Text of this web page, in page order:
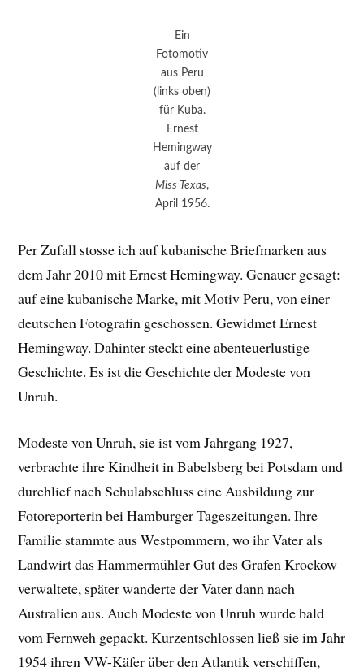
Ein
Fotomotiv
aus Peru
(links oben)
für Kuba.
Ernest
Hemingway
auf der
Miss Texas,
April 1956.
Per Zufall stosse ich auf kubanische Briefmarken aus
dem Jahr 2010 mit Ernest Hemingway. Genauer gesagt:
auf eine kubanische Marke, mit Motiv Peru, von einer
deutschen Fotografin geschossen. Gewidmet Ernest
Hemingway. Dahinter steckt eine abenteuerlustige
Geschichte. Es ist die Geschichte der Modeste von
Unruh.
Modeste von Unruh, sie ist vom Jahrgang 1927,
verbrachte ihre Kindheit in Babelsberg bei Potsdam und
durchlief nach Schulabschluss eine Ausbildung zur
Fotoreporterin bei Hamburger Tageszeitungen. Ihre
Familie stammte aus Westpommern, wo ihr Vater als
Landwirt das Hammermühler Gut des Grafen Krockow
verwaltete, später wanderte der Vater dann nach
Australien aus. Auch Modeste von Unruh wurde bald
vom Fernweh gepackt. Kurzentschlossen ließ sie im Jahr
1954 ihren VW-Käfer über den Atlantik verschiffen,